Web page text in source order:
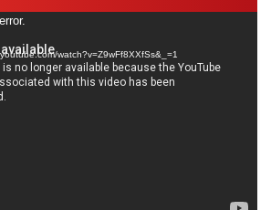
watch?v=Z9wFf8XXfSs&_=1